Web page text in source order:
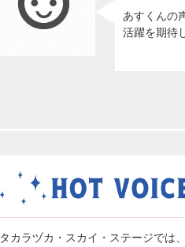
あすくんの
活躍を期待
タカラヅカ・スカイ・ステージでは